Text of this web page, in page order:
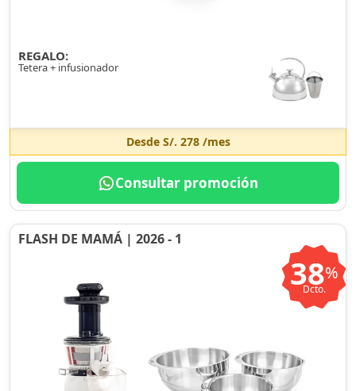
REGALO:
Tetera + infusionador
Desde S/. 278/mes
Consultar promoción
FLASH DE MAMÁ | 2026 - 1
38%
Dcto.